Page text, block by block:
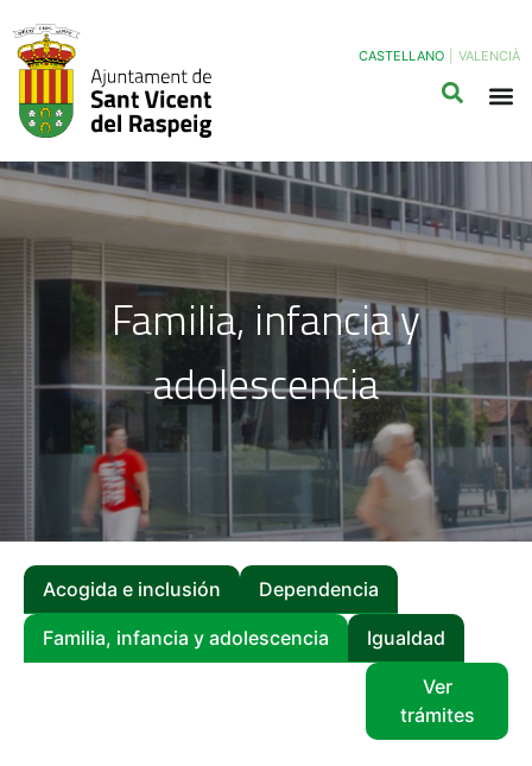
CASTELLANO VALENCIÀ
Familia, infancia y
adolescencia
Acogida e inclusión Dependencia
Familia, infancia y adolescencia Igualdad
Ver
trámites